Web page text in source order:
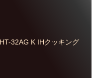
32AG K IHクッキング